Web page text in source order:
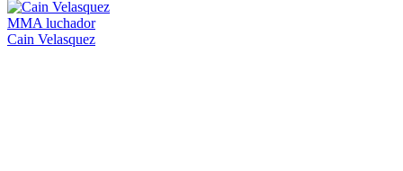
MMA luchador
Cain Velasquez